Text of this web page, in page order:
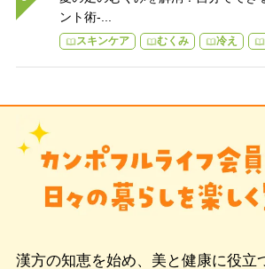
ント術-...
スキンケア むくみ 冷え
漢方の知恵を始め、美と健康に役立